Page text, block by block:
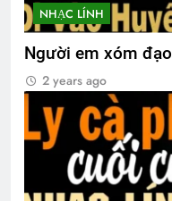
NHẠC LÍNH
Người em xóm đạo
2 years ago